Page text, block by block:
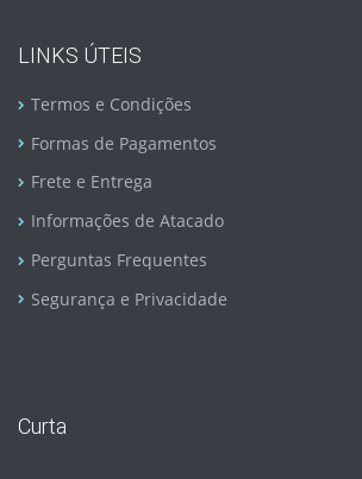
LINKS ÚTEIS
Termos e Condições
Formas de Pagamentos
Frete e Entrega
Informações de Atacado
Perguntas Frequentes
Segurança e Privacidade
Curta